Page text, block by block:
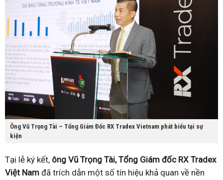
Ông Vũ Trọng Tài – Tổng Giám Đốc RX Tradex Vietnam phát biểu tại sự
kiện
Tại lễ ký kết, ông Vũ Trọng Tài, Tổng Giám đốc RX Tradex
Việt Nam đã trích dẫn một số tín hiệu khả quan về nền